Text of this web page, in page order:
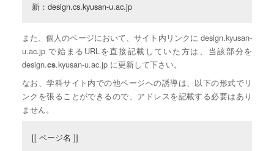
新：design.cs.kyusan-u.ac.jp
また、個人のページにおいて、サイト内リンクに design.kyusan-
u.ac.jp で始まるURLを直接記載していた方は、当該部分を
design.cs.kyusan-u.ac.jp に更新して下さい。
なお、学科サイト内での他ページへの誘導は、以下の形式でリ
ンクを張ることができるので、アドレスを記載する必要はあり
ません。
[[ ページ名 ]]